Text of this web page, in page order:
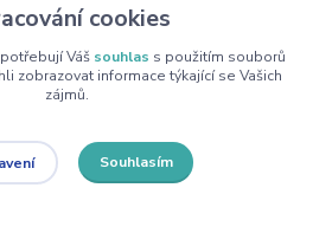
cookies
Váš souhlas s použitím souborů
zobrazovat informace týkající se Vašich
zájmů.
Souhlasím